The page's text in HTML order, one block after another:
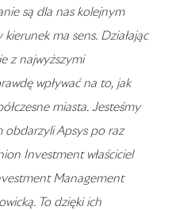
są dla nas kolejnym
ma sens. Działając
z najwyższymi
wpływać na to, jak
miasta. Jesteśmy
obdarzyli Apsys po raz
Investment właściciel
Management
To dzięki ich